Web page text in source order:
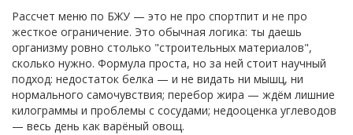
Рассчет меню по БЖУ — это не про спортпит и не про
жесткое ограничение. Это обычная логика: ты даешь
организму ровно столько "строительных материалов",
сколько нужно. Формула проста, но за ней стоит научный
подход: недостаток белка — и не видать ни мышц, ни
нормального самочувствия; перебор жира — ждём лишние
килограммы и проблемы с сосудами; недооценка углеводов
— весь день как варёный овощ.